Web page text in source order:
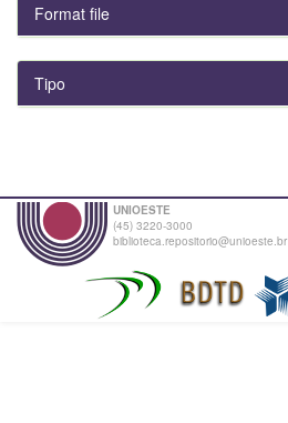
Format file
Tipo
UNIOESTE
(45) 3220-3000
biblioteca.repositorio@unioeste.br